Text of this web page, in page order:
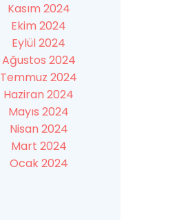
Kasım 2024
Ekim 2024
Eylül 2024
Ağustos 2024
Temmuz 2024
Haziran 2024
Mayıs 2024
Nisan 2024
Mart 2024
Ocak 2024